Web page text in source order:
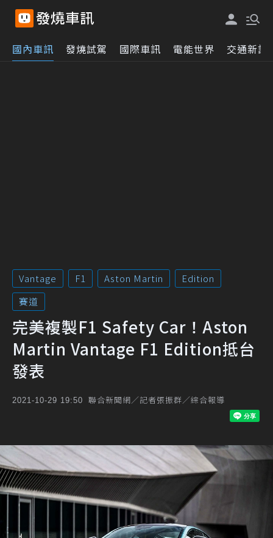
國內車訊 發燒試駕 國際車訊 電能世界 交通新訊
Vantage F1 Aston Martin
Edition
賽道
完美複製F1 Safety Car！Aston
Martin Vantage F1 Edition抵台
發表
2021-10-29 19:50 聯合新聞網／記者張振群／綜合報導